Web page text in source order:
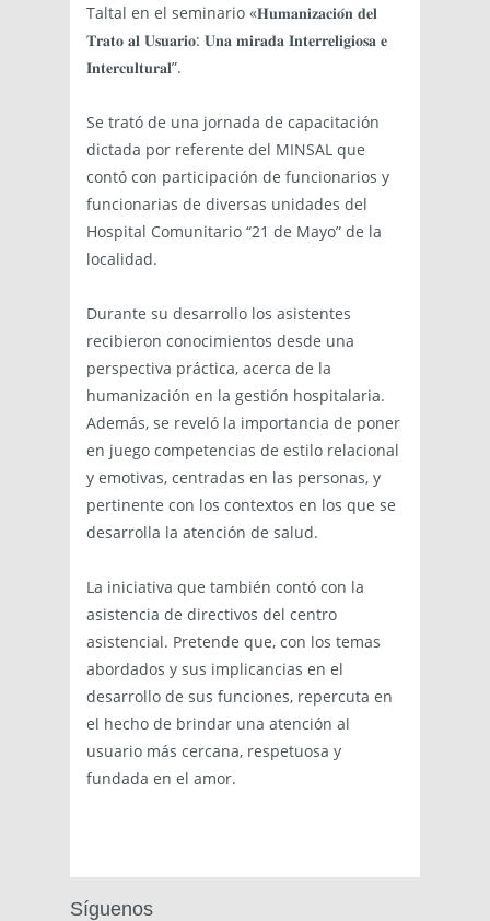
Taltal en el seminario «𝐇𝐮𝐦𝐚𝐧𝐢𝐳𝐚𝐜𝐢𝐨́𝐧 𝐝𝐞𝐥
𝐓𝐫𝐚𝐭𝐨 𝐚𝐥 𝐔𝐬𝐮𝐚𝐫𝐢𝐨: 𝐔𝐧𝐚 𝐦𝐢𝐫𝐚𝐝𝐚 𝐈𝐧𝐭𝐞𝐫𝐫𝐞𝐥𝐢𝐠𝐢𝐨𝐬𝐚 𝐞
𝐈𝐧𝐭𝐞𝐫𝐜𝐮𝐥𝐭𝐮𝐫𝐚𝐥”.
Se trató de una jornada de capacitación
dictada por referente del MINSAL que
contó con participación de funcionarios y
funcionarias de diversas unidades del
Hospital Comunitario “21 de Mayo” de la
localidad.
Durante su desarrollo los asistentes
recibieron conocimientos desde una
perspectiva práctica, acerca de la
humanización en la gestión hospitalaria.
Además, se reveló la importancia de poner
en juego competencias de estilo relacional
y emotivas, centradas en las personas, y
pertinente con los contextos en los que se
desarrolla la atención de salud.
La iniciativa que también contó con la
asistencia de directivos del centro
asistencial. Pretende que, con los temas
abordados y sus implicancias en el
desarrollo de sus funciones, repercuta en
el hecho de brindar una atención al
usuario más cercana, respetuosa y
fundada en el amor.
Síguenos